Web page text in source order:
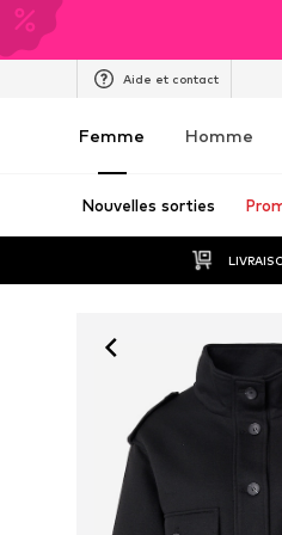
Aide et contact
Femme Homme
Nouvelles sorties